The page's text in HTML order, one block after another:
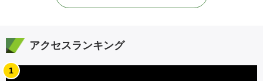
アクセスランキング
1